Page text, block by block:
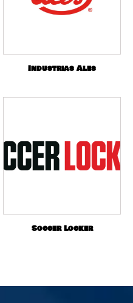
Industrias Ales
Soccer Locker